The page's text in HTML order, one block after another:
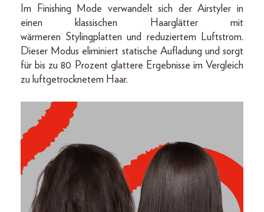
Im Finishing Mode verwandelt sich der Airstyler in
einen klassischen Haarglätter mit
wärmeren Stylingplatten und reduziertem Luftstrom.
Dieser Modus eliminiert statische Aufladung und sorgt
für bis zu 80 Prozent glattere Ergebnisse im Vergleich
zu luftgetrocknetem Haar.